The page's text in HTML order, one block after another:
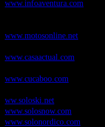
www.infoaventura.com
www.motosonline.net
www.casaactual.com
www.cucaboo.com
ww.soloski.net
www.solosnow.com
www.solonordico.com